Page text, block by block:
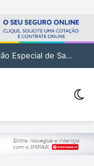
Tribunal da Relação de Barlavento – Ação Especial de Sandra Helena Monteiro Lima (2. pub)